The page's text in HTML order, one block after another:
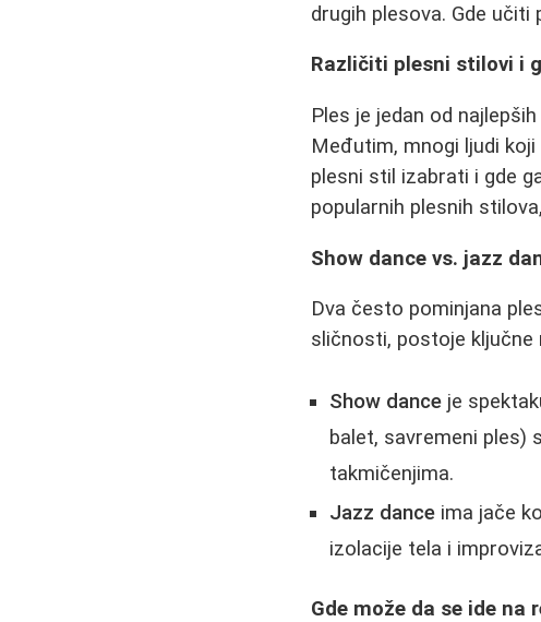
drugih plesova. Gde učiti
Različiti plesni stilovi i
Ples je jedan od
Međutim, mnogi ljudi
plesni stil izabrati i gde
popularnih plesnih
Show dance vs. jazz
Dva često pominjana
sličnosti, postoje ključne
Show dance je
balet, savremeni ples)
takmičenjima.
Jazz dance ima jače
izolacije tela i
Gde može da se ide na